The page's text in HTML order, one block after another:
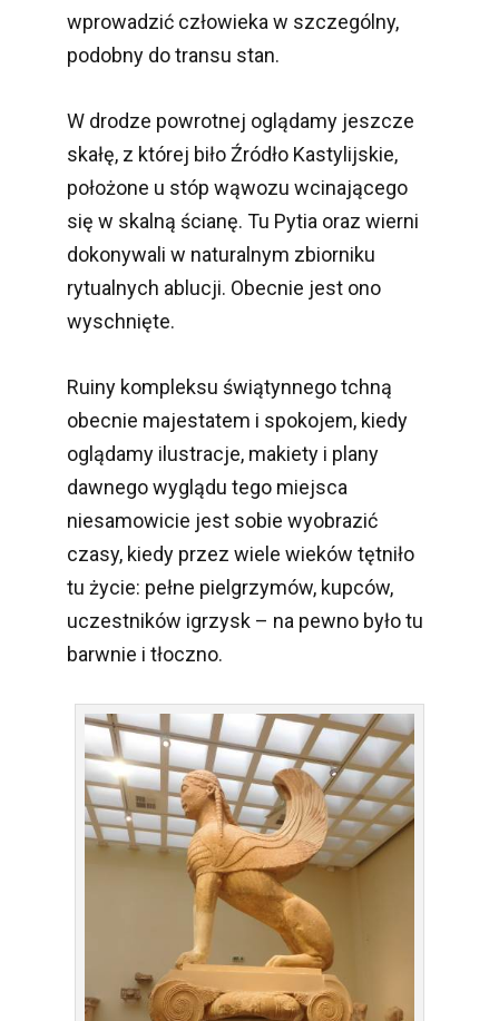
wprowadzić człowieka w szczególny,
podobny do transu stan.
W drodze powrotnej oglądamy jeszcze
skałę, z której biło Źródło Kastylijskie,
położone u stóp wąwozu wcinającego
się w skalną ścianę. Tu Pytia oraz wierni
dokonywali w naturalnym zbiorniku
rytualnych ablucji. Obecnie jest ono
wyschnięte.
Ruiny kompleksu świątynnego tchną
obecnie majestatem i spokojem, kiedy
oglądamy ilustracje, makiety i plany
dawnego wyglądu tego miejsca
niesamowicie jest sobie wyobrazić
czasy, kiedy przez wiele wieków tętniło
tu życie: pełne pielgrzymów, kupców,
uczestników igrzysk – na pewno było tu
barwnie i tłoczno.